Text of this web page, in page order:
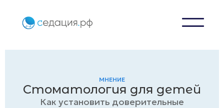
МНЕНИЕ
Стоматология для детей
Как установить доверительные